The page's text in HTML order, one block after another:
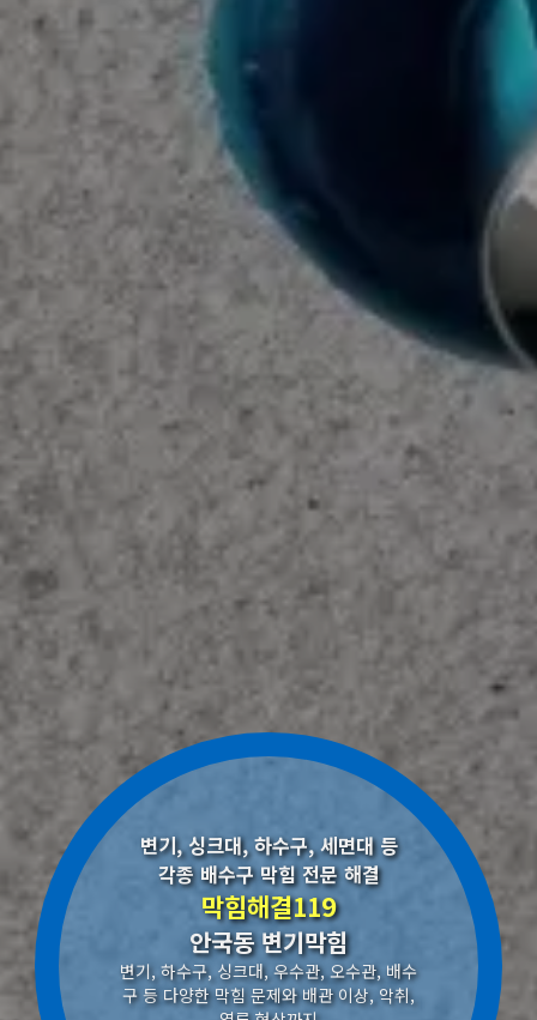
변기, 싱크대, 하수구, 세면대 등
각종 배수구 막힘 전문 해결
막힘해결119
안국동 변기막힘
변기, 하수구, 싱크대, 우수관, 오수관, 배수
구 등 다양한 막힘 문제와 배관 이상, 악취,